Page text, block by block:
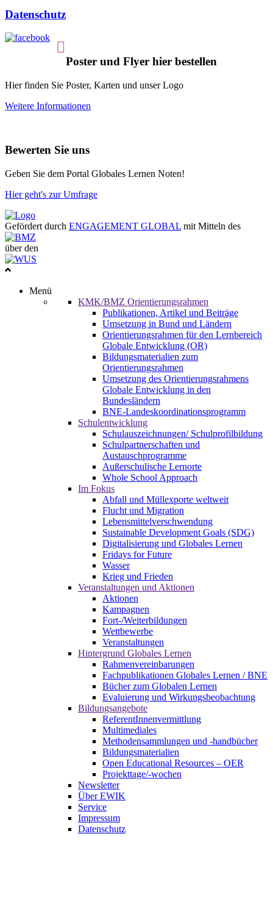
Datenschutz
Poster und Flyer hier bestellen
Hier finden Sie Poster, Karten und unser Logo
Weitere Informationen
Bewerten Sie uns
Geben Sie dem Portal Globales Lernen Noten!
Hier geht's zur Umfrage
Gefördert durch ENGAGEMENT GLOBAL mit Mitteln des
über den
Menü
KMK/BMZ Orientierungsrahmen
Publikationen, Artikel und Beiträge
Umsetzung in Bund und Ländern
Orientierungsrahmen für den Lernbereich
Globale Entwicklung (OR)
Bildungsmaterialien zum
Orientierungsrahmen
Umsetzung des Orientierungsrahmens
Globale Entwicklung in den
Bundesländern
BNE-Landeskoordinationsprogramm
Schulentwicklung
Schulauszeichnungen/ Schulprofilbildung
Schulpartnerschaften und
Austauschprogramme
Außerschulische Lernorte
Whole School Approach
Im Fokus
Abfall und Müllexporte weltweit
Flucht und Migration
Lebensmittelverschwendung
Sustainable Development Goals (SDG)
Digitalisierung und Globales Lernen
Fridays for Future
Wasser
Krieg und Frieden
Veranstaltungen und Aktionen
Aktionen
Kampagnen
Fort-/Weiterbildungen
Wettbewerbe
Veranstaltungen
Hintergrund Globales Lernen
Rahmenvereinbarungen
Fachpublikationen Globales Lernen / BNE
Bücher zum Globalen Lernen
Evaluierung und Wirkungsbeobachtung
Bildungsangebote
ReferentInnenvermittlung
Multimediales
Methodensammlungen und -handbücher
Bildungsmaterialien
Open Educational Resources – OER
Projekttage/-wochen
Newsletter
Über EWIK
Service
Impressum
Datenschutz